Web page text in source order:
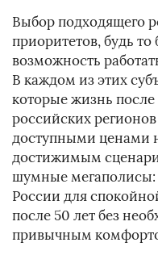
Выбор подходящего
приоритетов, будь
возможность
В каждом из этих
которые жизнь после
российских
доступными ценами
достижимым
шумные мегаполисы:
России для
после 50 лет без
привычным